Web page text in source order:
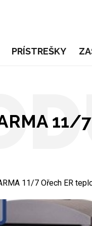
PRÍSTREŠKY
11/7 Ořech ER